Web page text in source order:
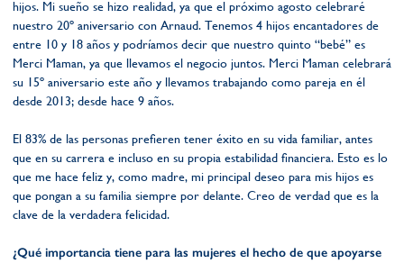
hijos. Mi sueño se hizo realidad, ya que el próximo agosto celebraré
nuestro 20º aniversario con Arnaud. Tenemos 4 hijos encantadores de
entre 10 y 18 años y podríamos decir que nuestro quinto “bebé” es
Merci Maman, ya que llevamos el negocio juntos. Merci Maman celebrará
su 15º aniversario este año y llevamos trabajando como pareja en él
desde 2013; desde hace 9 años.
El 83% de las personas prefieren tener éxito en su vida familiar, antes
que en su carrera e incluso en su propia estabilidad financiera. Esto es lo
que me hace feliz y, como madre, mi principal deseo para mis hijos es
que pongan a su familia siempre por delante. Creo de verdad que es la
clave de la verdadera felicidad.
¿Qué importancia tiene para las mujeres el hecho de que apoyarse